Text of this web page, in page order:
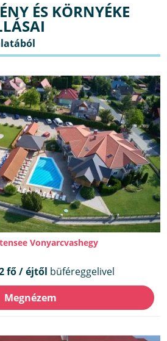
ÉS KÖRNYÉKE
Vonyarcvashegy
fő / éjtől büféreggelivel
Megnézem